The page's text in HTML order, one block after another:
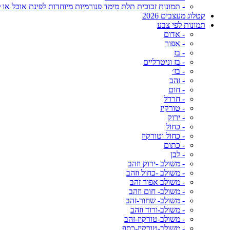
- תמונות זכוכית תלת מימד פנורמיות מיוחדות לפינת אוכל או
קטלוג מעצבים 2026
תמונות לפי צבע
- אדום
- אפור
- בז
- בז וניטרליים
- בז׳
- זהב
- חום
- חרדל
- טורקיז
- ירוק
- כחול
- כחול וטורקיז
- כתום
- לבן
- משולב -ירוק וזהב
- משולב -כחול וזהב
- משולב אפור זהב
- משולב- חום וזהב
- משולב- שחור-זהב
- משולב-ורוד וזהב
- משולב-טורקיז-זהב
- משולב-טורקיז-כסף